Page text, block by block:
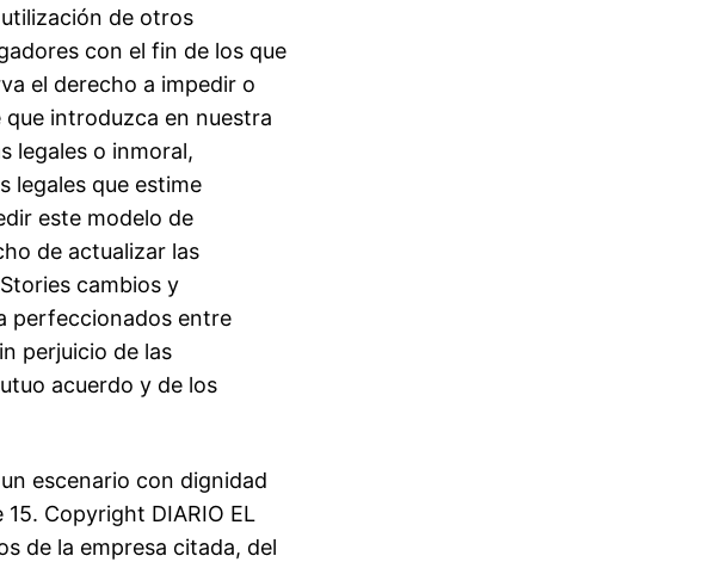
de otros
con el fin de los que
el derecho a impedir o
introduzca en nuestra
legales o inmoral,
legales que estime
este modelo de
de actualizar las
cambios y
perfeccionados entre
perjuicio de las
acuerdo y de los
escenario con dignidad
Copyright DIARIO EL
de la empresa citada, del